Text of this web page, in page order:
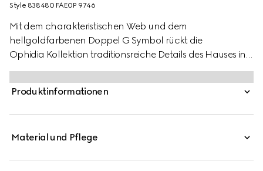
Style ‎838480 FAE0P 9746
Mit dem charakteristischen Web und dem
hellgoldfarbenen Doppel G Symbol rückt die
Ophidia Kollektion traditionsreiche Details des Hauses in
den Fokus. Die Modelle sind aus weichem, beschichtetem
GG Monogramm-Stoff mit einem Futter aus grüner
Baumwolle gefertigt.
Produktinformationen
Material und Pflege